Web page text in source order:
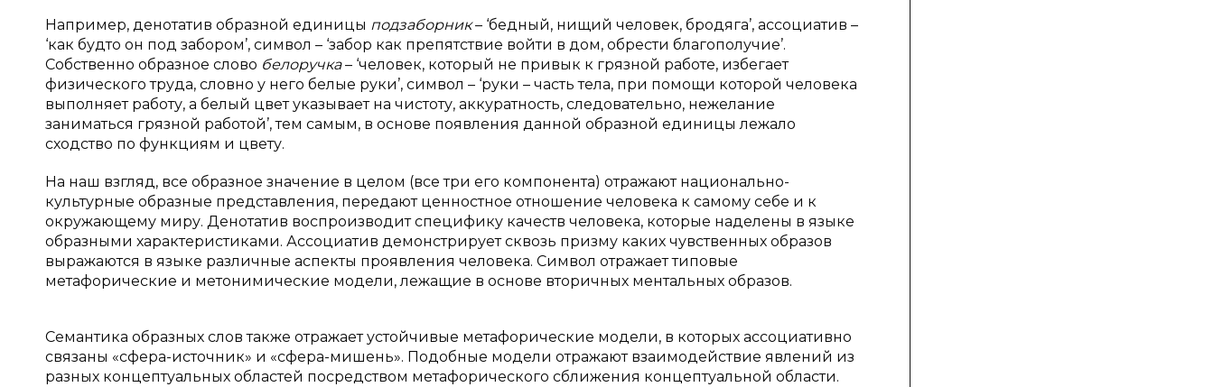
Например, денотатив образной единицы подзаборник– ‘бедный, нищий человек, бродяга’, ассоциатив –
‘как будто он под забором’, символ – ‘забор как препятствие войти в дом, обрести благополучие’.
Собственно образное слово белоручка– ‘человек, который не привык к грязной работе, избегает
физического труда, словно у него белые руки’, символ – ‘руки – часть тела, при помощи которой человека
выполняет работу, а белый цвет указывает на чистоту, аккуратность, следовательно, нежелание
заниматься грязной работой’, тем самым, в основе появления данной образной единицы лежало
сходство по функциям и цвету.
На наш взгляд, все образное значение в целом (все три его компонента) отражают национально-
культурные образные представления, передают ценностное отношение человека к самому себе и к
окружающему миру. Денотатив воспроизводит специфику качеств человека, которые наделены в языке
образными характеристиками. Ассоциатив демонстрирует сквозь призму каких чувственных образов
выражаются в языке различные аспекты проявления человека. Символ отражает типовые
метафорические и метонимические модели, лежащие в основе вторичных ментальных образов.
Семантика образных слов также отражает устойчивые метафорические модели, в которых ассоциативно
связаны «сфера-источник» и «сфера-мишень». Подобные модели отражают взаимодействие явлений из
разных концептуальных областей посредством метафорического сближения концептуальной области.